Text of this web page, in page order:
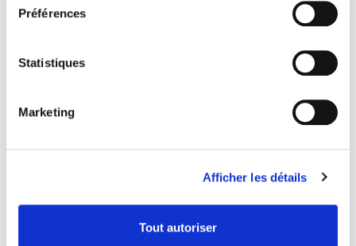
Préférences
Statistiques
Marketing
Afficher les détails
Tout autoriser
DE VOS LIBRAIRES
L’orangeraie
Antkind
16 octobre 2025